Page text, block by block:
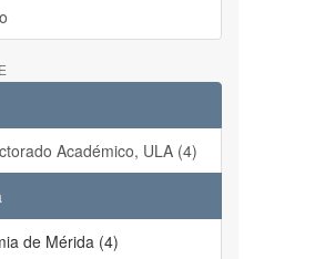
Académico, ULA (4)
de Mérida (4)